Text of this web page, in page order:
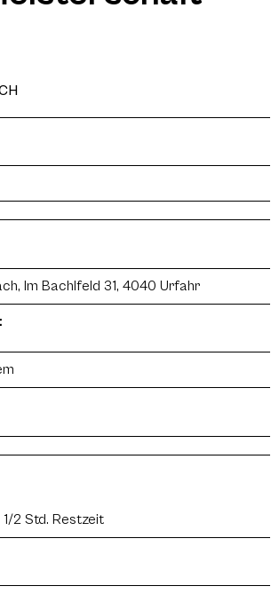
Im Bachlfeld 31, 4040 Urfahr
2 Std. Restzeit